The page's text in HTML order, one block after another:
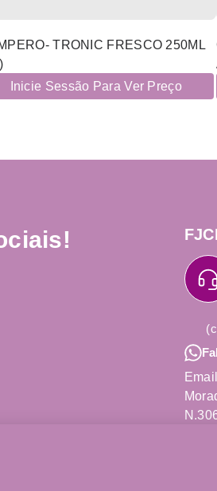
TRONIC FRESCO 250ML
Inicie Sessão Para Ver Preço